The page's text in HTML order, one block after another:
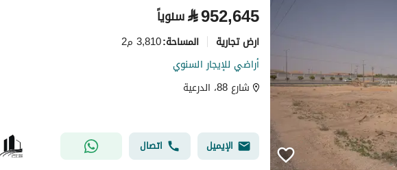
⃁952,645 سنوياً
ارض تجارية المساحة:3,810 م2
أراضي للإيجار السنوي
شارع 88، الدرعية
الإيميل اتصال